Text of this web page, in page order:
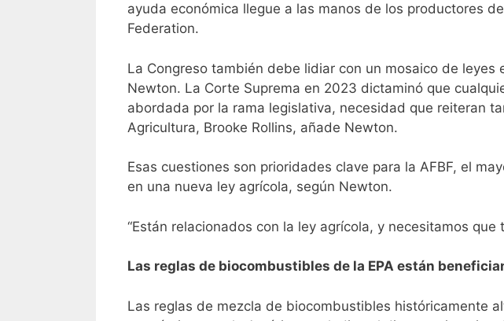
ayuda económica llegue a las manos de los productores
Federation.
La Congreso también debe lidiar con un mosaico de
Newton. La Corte Suprema en 2023 dictaminó que
abordada por la rama legislativa, necesidad que reiteran
Agricultura, Brooke Rollins, añade Newton.
Esas cuestiones son prioridades clave para la AFBF, el
en una nueva ley agrícola, según Newton.
“Están relacionados con la ley agrícola, y necesitamos
Las reglas de biocombustibles de la EPA están
Las reglas de mezcla de biocombustibles históricamente